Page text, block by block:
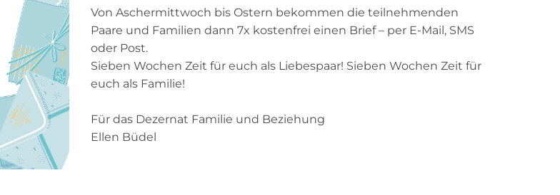
Von Aschermittwoch bis Ostern bekommen die teilnehmenden
Paare und Familien dann 7x kostenfrei einen Brief – per E-Mail, SMS
oder Post.
Sieben Wochen Zeit für euch als Liebespaar! Sieben Wochen Zeit für
euch als Familie!
Für das Dezernat Familie und Beziehung
Ellen Büdel